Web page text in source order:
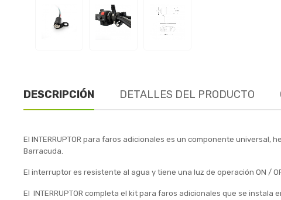
DESCRIPCIÓN DETALLES DEL PRODUCTO
El INTERRUPTOR para faros adicionales es un componente
Barracuda.
El interruptor es resistente al agua y tiene una luz de operación ON /
El INTERRUPTOR completa el kit para faros adicionales que se instala